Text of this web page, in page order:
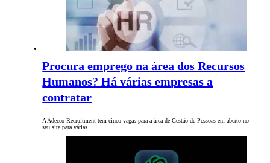
Procura emprego na área dos Recursos
Humanos? Há várias empresas a
contratar
A Adecco Recruitment tem cinco vagas para a área de Gestão de Pessoas em aberto no
seu site para várias…